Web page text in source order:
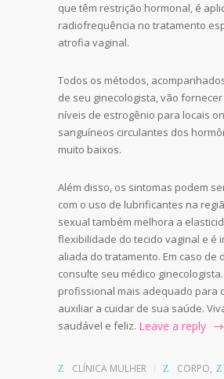
que têm restrição hormonal, é
radiofrequência no tratamento
atrofia vaginal.
Todos os métodos,
de seu ginecologista, vão
níveis de estrogênio para locais
sanguíneos circulantes dos
muito baixos.
Além disso, os sintomas podem
com o uso de lubrificantes na
sexual também melhora a
flexibilidade do tecido vaginal e é
aliada do tratamento. Em caso de
consulte seu médico ginecologista.
profissional mais adequado para
auxiliar a cuidar de sua saúde.
saudável e feliz. Leave a reply
CLÍNICA MULHER CORPO,